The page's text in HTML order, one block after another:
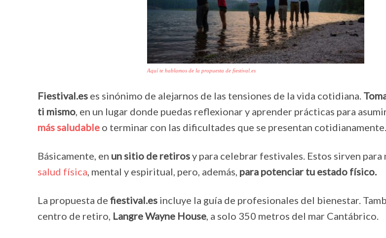
Aquí te hablamos de la propuesta de fiestival.es
Fiestival.es es sinónimo de alejarnos de las tensiones de la vida cotidiana.
ti mismo, en un lugar donde puedas reflexionar y aprender prácticas para
más saludable o terminar con las dificultades que se presentan cotidianamente.
Básicamente, en un sitio de retirosy para celebrar festivales. Estos sirven para
salud física, mental y espiritual, pero, además, para potenciar tu estado físico.
La propuesta de fiestival.es incluye la guía de profesionales del bienestar.
centro de retiro, Langre Wayne House, a solo 350 metros del mar Cantábrico.